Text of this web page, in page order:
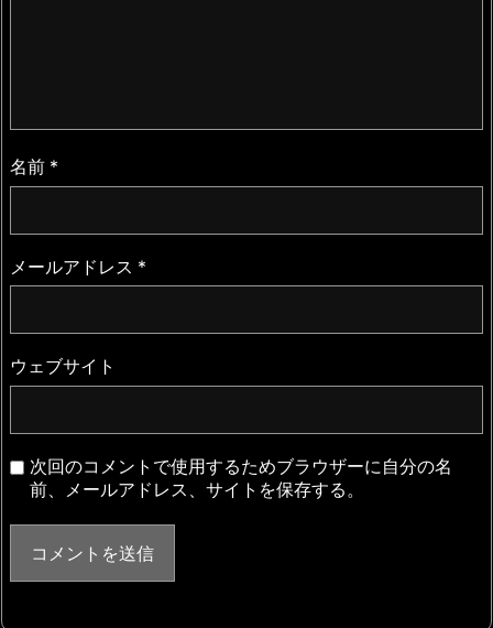
名前 *
メールアドレス *
ウェブサイト
次回のコメントで使用するためブラウザーに自分の名
前、メールアドレス、サイトを保存する。